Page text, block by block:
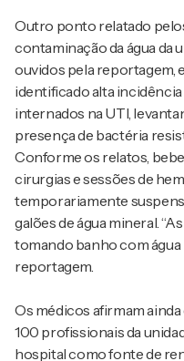
Outro ponto relatado
contaminação da água da
ouvidos pela reportagem,
identificado alta
internados na UTI,
presença de bactéria
Conforme os relatos,
cirurgias e sessões de
temporariamente
galões de água mineral.
tomando banho com água
reportagem.
Os médicos afirmam
100 profissionais da
hospital como fonte de